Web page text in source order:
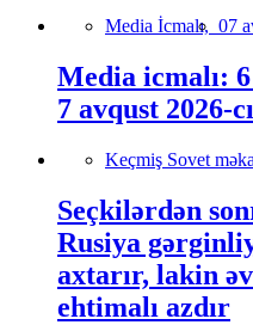
Media İcmalı, 07
Media icmalı:
7 avqust 2026-
Keçmiş Sovet
Seçkilərdən
Rusiya
axtarır, lakin
ehtimalı azdır